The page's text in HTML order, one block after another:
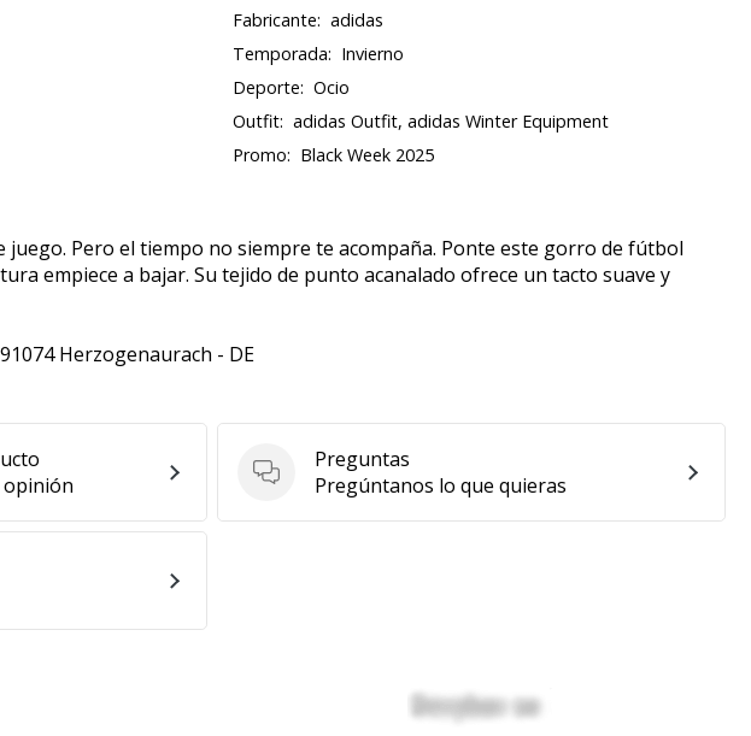
Fabricante: adidas
Temporada: Invierno
Deporte: Ocio
Outfit: adidas Outfit, adidas Winter Equipment
Promo: Black Week 2025
juego. Pero el tiempo no siempre te acompaña. Ponte este gorro de fútbol
empiece a bajar. Su tejido de punto acanalado ofrece un tacto suave y
Herzogenaurach - DE
Preguntas
Preguntas
Pregúntanos lo que quieras